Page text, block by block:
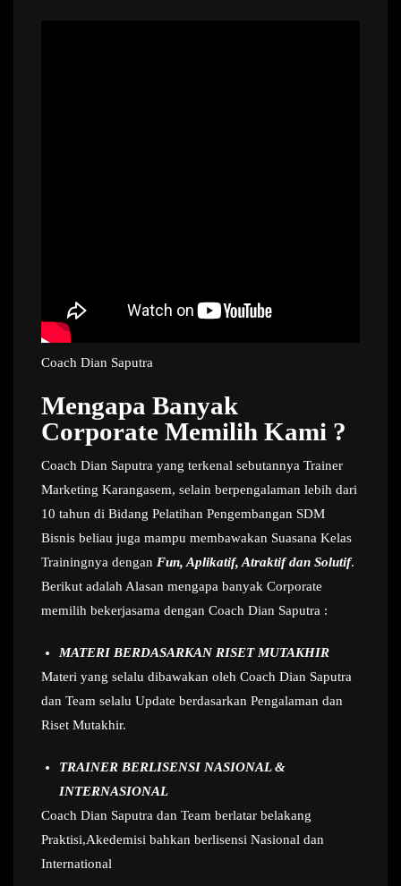
Coach Dian Saputra
Mengapa Banyak
Corporate Memilih Kami ?
Coach Dian Saputra yang terkenal sebutannya Trainer
Marketing Karangasem, selain berpengalaman lebih dari
10 tahun di Bidang Pelatihan Pengembangan SDM
Bisnis beliau juga mampu membawakan Suasana Kelas
Trainingnya dengan Fun, Aplikatif, Atraktif dan Solutif.
Berikut adalah Alasan mengapa banyak Corporate
memilih bekerjasama dengan Coach Dian Saputra :
MATERI BERDASARKAN RISET MUTAKHIR
Materi yang selalu dibawakan oleh Coach Dian Saputra
dan Team selalu Update berdasarkan Pengalaman dan
Riset Mutakhir.
TRAINER BERLISENSI NASIONAL &
INTERNASIONAL
Coach Dian Saputra dan Team berlatar belakang
Praktisi,Akedemisi bahkan berlisensi Nasional dan
International